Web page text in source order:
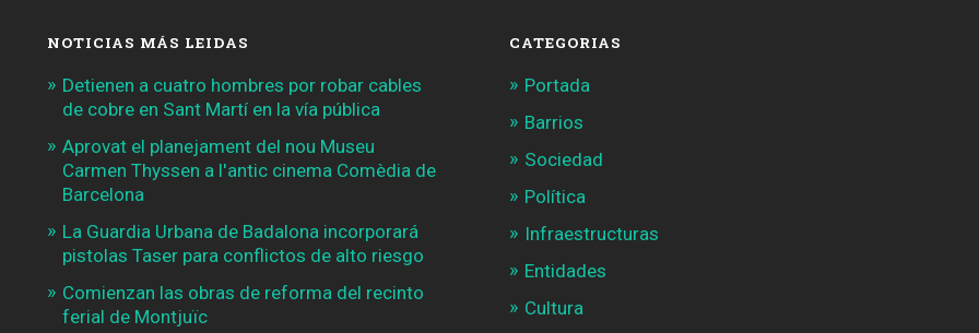
NOTICIAS MÁS LEIDAS
Detienen a cuatro hombres por robar cables
de cobre en Sant Martí en la vía pública
Aprovat el planejament del nou Museu
Carmen Thyssen a l'antic cinema Comèdia de
Barcelona
La Guardia Urbana de Badalona incorporará
pistolas Taser para conflictos de alto riesgo
Comienzan las obras de reforma del recinto
ferial de Montjuïc
CATEGORIAS
Portada
Barrios
Sociedad
Política
Infraestructuras
Entidades
Cultura